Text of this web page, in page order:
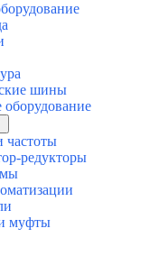
шины
частоты
редукторы
муфты